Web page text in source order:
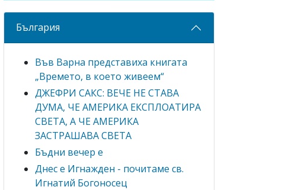
България
Във Варна представиха книгата
„Времето, в което живеем“
ДЖЕФРИ САКС: ВЕЧЕ НЕ СТАВА
ДУМА, ЧЕ АМЕРИКА ЕКСПЛОАТИРА
СВЕТА, А ЧЕ АМЕРИКА
ЗАСТРАШАВА СВЕТА
Бъдни вечер е
Днес е Игнажден - почитаме св.
Игнатий Богоносец